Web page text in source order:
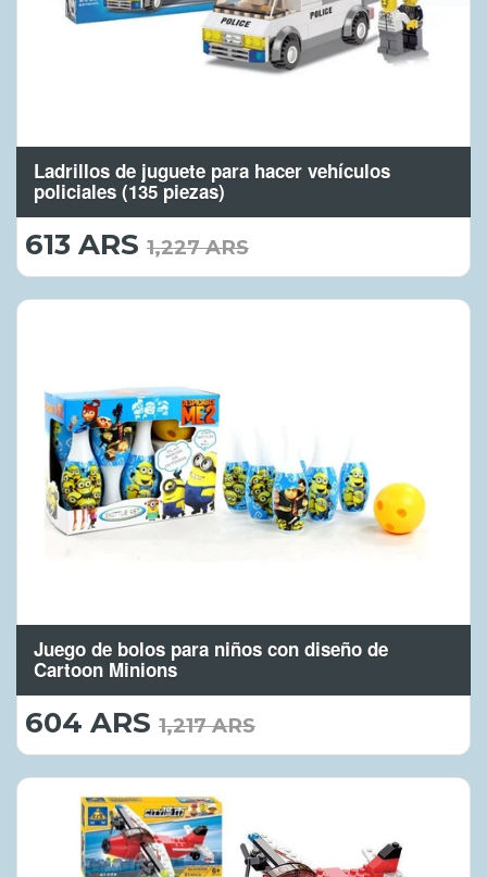
Ladrillos de juguete para hacer vehículos
policiales (135 piezas)
613 ARS 613.00
ARS
1,227 ARS
Juego de bolos para niños con diseño de
Cartoon Minions
604 ARS 604.00
ARS
1,217 ARS